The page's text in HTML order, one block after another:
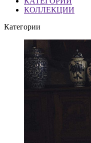
КОЛЛЕКЦИИ
Категории